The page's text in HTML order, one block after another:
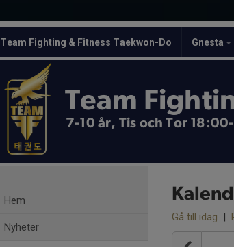
Team Fighting & Fitness Taekwon-Do Gnesta
Team
7-10 år, Tis och Tor
Hem
Nyheter
Gå till idag |